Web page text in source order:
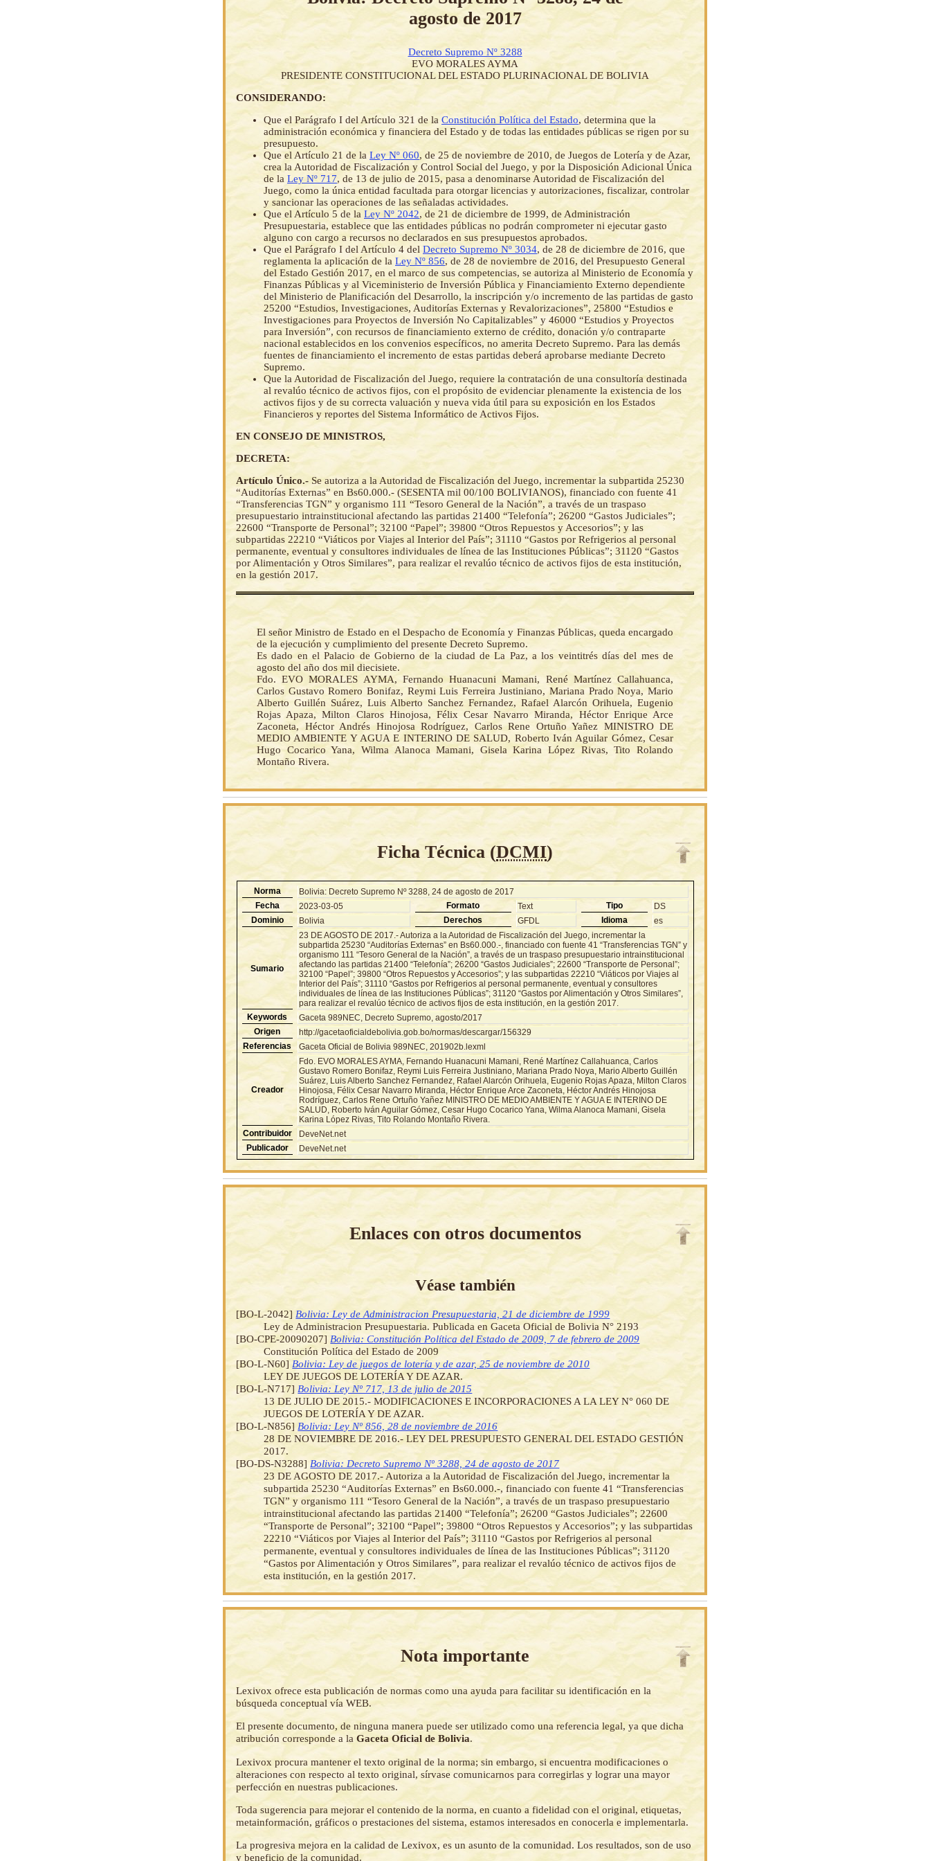
agosto de 2017
Decreto Supremo Nº 3288
EVO MORALES AYMA
PRESIDENTE CONSTITUCIONAL DEL ESTADO PLURINACIONAL DE BOLIVIA
CONSIDERANDO:
Que el Parágrafo I del Artículo 321 de la Constitución Política del Estado, determina que la
administración económica y financiera del Estado y de todas las entidades públicas se rigen por su
presupuesto.
Que el Artículo 21 de la Ley Nº 060, de 25 de noviembre de 2010, de Juegos de Lotería y de Azar,
crea la Autoridad de Fiscalización y Control Social del Juego, y por la Disposición Adicional Única
de la Ley Nº 717, de 13 de julio de 2015, pasa a denominarse Autoridad de Fiscalización del
Juego, como la única entidad facultada para otorgar licencias y autorizaciones, fiscalizar, controlar
y sancionar las operaciones de las señaladas actividades.
Que el Artículo 5 de la Ley Nº 2042, de 21 de diciembre de 1999, de Administración
Presupuestaria, establece que las entidades públicas no podrán comprometer ni ejecutar gasto
alguno con cargo a recursos no declarados en sus presupuestos aprobados.
Que el Parágrafo I del Artículo 4 del Decreto Supremo Nº 3034, de 28 de diciembre de 2016, que
reglamenta la aplicación de la Ley Nº 856, de 28 de noviembre de 2016, del Presupuesto General
del Estado Gestión 2017, en el marco de sus competencias, se autoriza al Ministerio de Economía y
Finanzas Públicas y al Viceministerio de Inversión Pública y Financiamiento Externo dependiente
del Ministerio de Planificación del Desarrollo, la inscripción y/o incremento de las partidas de gasto
25200 “Estudios, Investigaciones, Auditorías Externas y Revalorizaciones”, 25800 “Estudios e
Investigaciones para Proyectos de Inversión No Capitalizables” y 46000 “Estudios y Proyectos
para Inversión”, con recursos de financiamiento externo de crédito, donación y/o contraparte
nacional establecidos en los convenios específicos, no amerita Decreto Supremo. Para las demás
fuentes de financiamiento el incremento de estas partidas deberá aprobarse mediante Decreto
Supremo.
Que la Autoridad de Fiscalización del Juego, requiere la contratación de una consultoría destinada
al revalúo técnico de activos fijos, con el propósito de evidenciar plenamente la existencia de los
activos fijos y de su correcta valuación y nueva vida útil para su exposición en los Estados
Financieros y reportes del Sistema Informático de Activos Fijos.
EN CONSEJO DE MINISTROS,
DECRETA:
Artículo Único.- Se autoriza a la Autoridad de Fiscalización del Juego, incrementar la subpartida 25230
“Auditorías Externas” en Bs60.000.- (SESENTA mil 00/100 BOLIVIANOS), financiado con fuente 41
“Transferencias TGN” y organismo 111 “Tesoro General de la Nación”, a través de un traspaso
presupuestario intrainstitucional afectando las partidas 21400 “Telefonía”; 26200 “Gastos Judiciales”;
22600 “Transporte de Personal”; 32100 “Papel”; 39800 “Otros Repuestos y Accesorios”; y las
subpartidas 22210 “Viáticos por Viajes al Interior del País”; 31110 “Gastos por Refrigerios al personal
permanente, eventual y consultores individuales de línea de las Instituciones Públicas”; 31120 “Gastos
por Alimentación y Otros Similares”, para realizar el revalúo técnico de activos fijos de esta institución,
en la gestión 2017.
El señor Ministro de Estado en el Despacho de Economía y Finanzas Públicas, queda encargado
de la ejecución y cumplimiento del presente Decreto Supremo.
Es dado en el Palacio de Gobierno de la ciudad de La Paz, a los veintitrés días del mes de
agosto del año dos mil diecisiete.
Fdo. EVO MORALES AYMA, Fernando Huanacuni Mamani, René Martínez Callahuanca,
Carlos Gustavo Romero Bonifaz, Reymi Luis Ferreira Justiniano, Mariana Prado Noya, Mario
Alberto Guillén Suárez, Luis Alberto Sanchez Fernandez, Rafael Alarcón Orihuela, Eugenio
Rojas Apaza, Milton Claros Hinojosa, Félix Cesar Navarro Miranda, Héctor Enrique Arce
Zaconeta, Héctor Andrés Hinojosa Rodríguez, Carlos Rene Ortuño Yañez MINISTRO DE
MEDIO AMBIENTE Y AGUA E INTERINO DE SALUD, Roberto Iván Aguilar Gómez, Cesar
Hugo Cocarico Yana, Wilma Alanoca Mamani, Gisela Karina López Rivas, Tito Rolando
Montaño Rivera.
Ficha Técnica (DCMI)
Norma
Bolivia: Decreto Supremo Nº 3288, 24 de agosto de 2017
Fecha
2023-03-05 Formato Text Tipo
DS
Dominio
Bolivia Derechos GFDL Idioma es
Sumario
23 DE AGOSTO DE 2017.- Autoriza a la Autoridad de Fiscalización del Juego, incrementar la
subpartida 25230 “Auditorías Externas” en Bs60.000.-, financiado con fuente 41 “Transferencias TGN” y
organismo 111 “Tesoro General de la Nación”, a través de un traspaso presupuestario intrainstitucional
afectando las partidas 21400 “Telefonía”; 26200 “Gastos Judiciales”; 22600 “Transporte de Personal”;
32100 “Papel”; 39800 “Otros Repuestos y Accesorios”; y las subpartidas 22210 “Viáticos por Viajes al
Interior del País”; 31110 “Gastos por Refrigerios al personal permanente, eventual y consultores
individuales de línea de las Instituciones Públicas”; 31120 “Gastos por Alimentación y Otros Similares”,
para realizar el revalúo técnico de activos fijos de esta institución, en la gestión 2017.
Keywords
Gaceta 989NEC, Decreto Supremo, agosto/2017
Origen
http://gacetaoficialdebolivia.gob.bo/normas/descargar/156329
Referencias
Gaceta Oficial de Bolivia 989NEC, 201902b.lexml
Creador
Fdo. EVO MORALES AYMA, Fernando Huanacuni Mamani, René Martínez Callahuanca, Carlos
Gustavo Romero Bonifaz, Reymi Luis Ferreira Justiniano, Mariana Prado Noya, Mario Alberto Guillén
Suárez, Luis Alberto Sanchez Fernandez, Rafael Alarcón Orihuela, Eugenio Rojas Apaza, Milton Claros
Hinojosa, Félix Cesar Navarro Miranda, Héctor Enrique Arce Zaconeta, Héctor Andrés Hinojosa
Rodríguez, Carlos Rene Ortuño Yañez MINISTRO DE MEDIO AMBIENTE Y AGUA E INTERINO DE
SALUD, Roberto Iván Aguilar Gómez, Cesar Hugo Cocarico Yana, Wilma Alanoca Mamani, Gisela
Karina López Rivas, Tito Rolando Montaño Rivera.
Contribuidor
DeveNet.net
Publicador
DeveNet.net
Enlaces con otros documentos
Véase también
[BO-L-2042] Bolivia: Ley de Administracion Presupuestaria, 21 de diciembre de 1999
Ley de Administracion Presupuestaria. Publicada en Gaceta Oficial de Bolivia N° 2193
[BO-CPE-20090207] Bolivia: Constitución Política del Estado de 2009, 7 de febrero de 2009
Constitución Política del Estado de 2009
[BO-L-N60]Bolivia: Ley de juegos de lotería y de azar, 25 de noviembre de 2010
LEY DE JUEGOS DE LOTERÍA Y DE AZAR.
[BO-L-N717] Bolivia: Ley Nº 717, 13 de julio de 2015
13 DE JULIO DE 2015.- MODIFICACIONES E INCORPORACIONES A LA LEY N° 060 DE
JUEGOS DE LOTERÍA Y DE AZAR.
[BO-L-N856] Bolivia: Ley Nº 856, 28 de noviembre de 2016
28 DE NOVIEMBRE DE 2016.- LEY DEL PRESUPUESTO GENERAL DEL ESTADO GESTIÓN
2017.
[BO-DS-N3288] Bolivia: Decreto Supremo Nº 3288, 24 de agosto de 2017
23 DE AGOSTO DE 2017.- Autoriza a la Autoridad de Fiscalización del Juego, incrementar la
subpartida 25230 “Auditorías Externas” en Bs60.000.-, financiado con fuente 41 “Transferencias
TGN” y organismo 111 “Tesoro General de la Nación”, a través de un traspaso presupuestario
intrainstitucional afectando las partidas 21400 “Telefonía”; 26200 “Gastos Judiciales”; 22600
“Transporte de Personal”; 32100 “Papel”; 39800 “Otros Repuestos y Accesorios”; y las subpartidas
22210 “Viáticos por Viajes al Interior del País”; 31110 “Gastos por Refrigerios al personal
permanente, eventual y consultores individuales de línea de las Instituciones Públicas”; 31120
“Gastos por Alimentación y Otros Similares”, para realizar el revalúo técnico de activos fijos de
esta institución, en la gestión 2017.
Nota importante
Lexivox ofrece esta publicación de normas como una ayuda para facilitar su identificación en la
búsqueda conceptual vía WEB.
El presente documento, de ninguna manera puede ser utilizado como una referencia legal, ya que dicha
atribución corresponde a laGaceta Oficial de Bolivia.
Lexivox procura mantener el texto original de la norma; sin embargo, si encuentra modificaciones o
alteraciones con respecto al texto original, sírvase comunicarnos para corregirlas y lograr una mayor
perfección en nuestras publicaciones.
Toda sugerencia para mejorar el contenido de la norma, en cuanto a fidelidad con el original, etiquetas,
metainformación, gráficos o prestaciones del sistema, estamos interesados en conocerla e implementarla.
La progresiva mejora en la calidad de Lexivox, es un asunto de la comunidad. Los resultados, son de uso
y beneficio de la comunidad.